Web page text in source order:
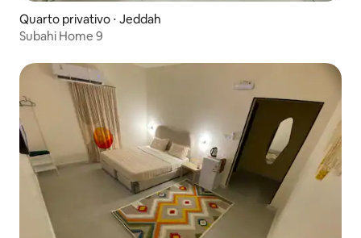
Quarto privativo ⋅ Jeddah
Subahi Home 9